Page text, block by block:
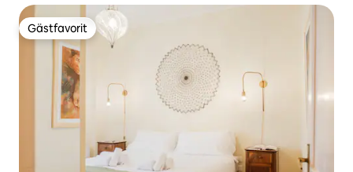
Gästfavorit
Gästfavorit